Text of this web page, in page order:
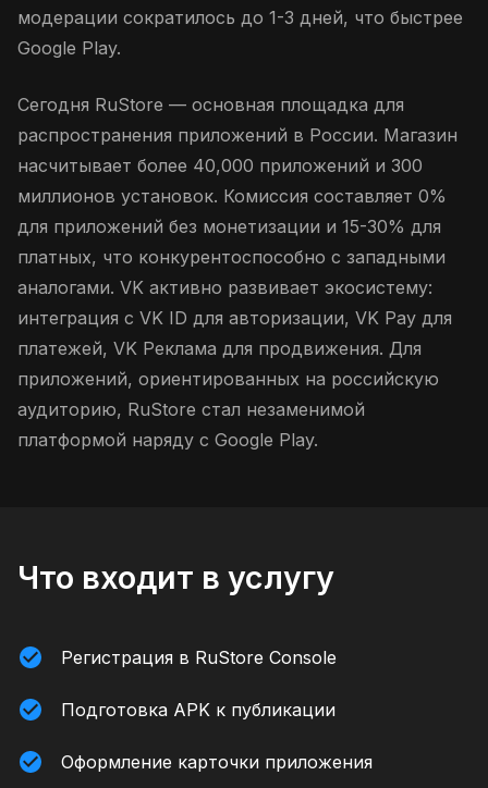
модерации сократилось до 1-3 дней, что быстрее
Google Play.
Сегодня RuStore — основная площадка для
распространения приложений в России. Магазин
насчитывает более 40,000 приложений и 300
миллионов установок. Комиссия составляет 0%
для приложений без монетизации и 15-30% для
платных, что конкурентоспособно с западными
аналогами. VK активно развивает экосистему:
интеграция с VK ID для авторизации, VK Pay для
платежей, VK Реклама для продвижения. Для
приложений, ориентированных на российскую
аудиторию, RuStore стал незаменимой
платформой наряду с Google Play.
Что входит в услугу
Регистрация в RuStore Console
Подготовка APK к публикации
Оформление карточки приложения